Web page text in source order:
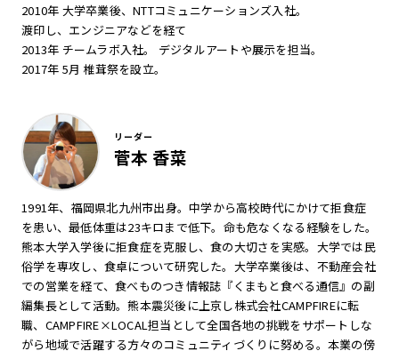
2010年 大学卒業後、NTTコミュニケーションズ入社。
渡印し、エンジニアなどを経て
2013年 チームラボ入社。 デジタルアートや展示を担当。
2017年 5月 椎茸祭を設立。
リーダー
菅本 香菜
1991年、福岡県北九州市出身。中学から高校時代にかけて拒食症
を患い、最低体重は23キロまで低下。命も危なくなる経験をした。
熊本大学入学後に拒食症を克服し、食の大切さを実感。大学では民
俗学を専攻し、食卓について研究した。大学卒業後は、不動産会社
での営業を経て、食べものつき情報誌『くまもと食べる通信』の副
編集長として活動。熊本震災後に上京し株式会社CAMPFIREに転
職、CAMPFIRE×LOCAL担当として全国各地の挑戦をサポートしな
がら地域で活躍する方々のコミュニティづくりに努める。本業の傍